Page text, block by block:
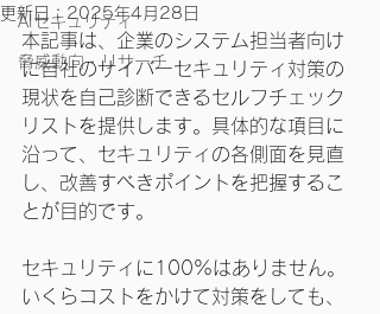
AIセキュリティ
脅威動向・リサーチ
更新日： 2025年4月28日
本記事は、企業のシステム担当者向け
に自社のサイバーセキュリティ対策の
現状を自己診断できるセルフチェック
リストを提供します。具体的な項目に
沿って、セキュリティの各側面を見直
し、改善すべきポイントを把握するこ
とが目的です。
セキュリティに100%はありません。
いくらコストをかけて対策をしても、